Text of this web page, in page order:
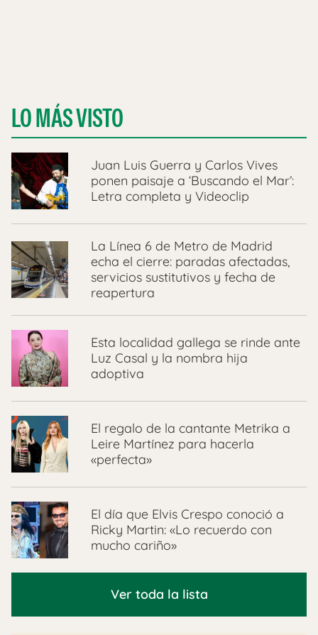
LO MÁS VISTO
Juan Luis Guerra y Carlos Vives
ponen paisaje a ‘Buscando el Mar’:
Letra completa y Videoclip
La Línea 6 de Metro de Madrid
echa el cierre: paradas afectadas,
servicios sustitutivos y fecha de
reapertura
Esta localidad gallega se rinde ante
Luz Casal y la nombra hija
adoptiva
El regalo de la cantante Metrika a
Leire Martínez para hacerla
«perfecta»
El día que Elvis Crespo conoció a
Ricky Martin: «Lo recuerdo con
mucho cariño»
Ver toda la lista